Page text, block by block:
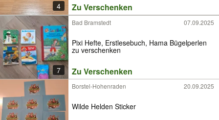
4 Zu Verschenken
7
Bad Bramstedt 07.09.2025
Pixi Hefte, Erstlesebuch, Hama Bügelperlen
zu verschenken
Zu Verschenken
Borstel-Hohenraden 20.09.2025
Wilde Helden Sticker